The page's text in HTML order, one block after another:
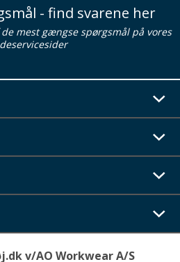
- find svarene her
mest gængse spørgsmål på vores
v/AO Workwear A/S